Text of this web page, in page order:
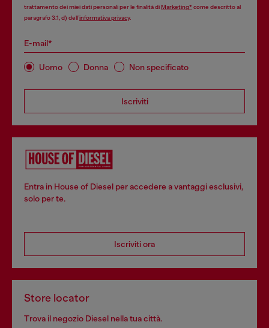
trattamento dei miei dati personali per le finalità diMarketing*come descritto al
paragrafo 3.1, d) dell’informativa privacy.
E-mail*
Uomo Donna Non specificato
Iscriviti
Entra in House of Diesel per accedere a vantaggi esclusivi,
solo per te.
Iscriviti ora
Store locator
Trova il negozio Diesel nella tua città.